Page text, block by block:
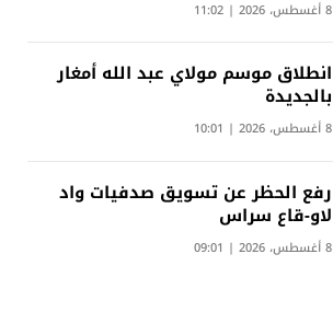
8 أغسطس، 2026 | 11:02
انطلاق موسم مولاي عبد الله أمغار
بالجديدة
8 أغسطس، 2026 | 10:01
رفع الحظر عن تسويق صدفيات واد
لاو-قاع سراس
8 أغسطس، 2026 | 09:01